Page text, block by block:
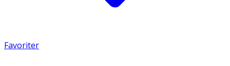
Favoriter